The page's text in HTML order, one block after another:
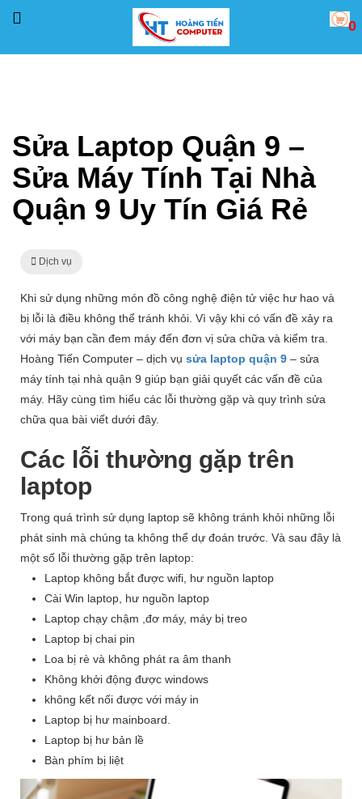
0
Sửa Laptop Quận 9 –
Sửa Máy Tính Tại Nhà
Quận 9 Uy Tín Giá Rẻ
Dịch vụ
Khi sử dụng những món đồ công nghệ điện tử việc hư hao và
bị lỗi là điều không thể tránh khỏi. Vì vậy khi có vấn đề xảy ra
với máy bạn cần đem máy đến đơn vị sửa chữa và kiểm tra.
Hoàng Tiến Computer – dịch vụ sửa laptop quận 9 – sửa
máy tính tại nhà quận 9 giúp bạn giải quyết các vấn đề của
máy. Hãy cùng tìm hiểu các lỗi thường gặp và quy trình sửa
chữa qua bài viết dưới đây.
Các lỗi thường gặp trên
laptop
Trong quá trình sử dụng laptop sẽ không tránh khỏi những lỗi
phát sinh mà chúng ta không thể dự đoán trước. Và sau đây là
một số lỗi thường gặp trên laptop:
Laptop không bắt được wifi, hư nguồn laptop
Cài Win laptop, hư nguồn laptop
Laptop chạy chậm ,đơ máy, máy bị treo
Laptop bị chai pin
Loa bị rè và không phát ra âm thanh
Không khởi động được windows
không kết nối được với máy in
Laptop bị hư mainboard.
Laptop bị hư bản lề
Bàn phím bị liệt